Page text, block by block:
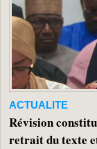
ACTUALITE
Révision
retrait du texte